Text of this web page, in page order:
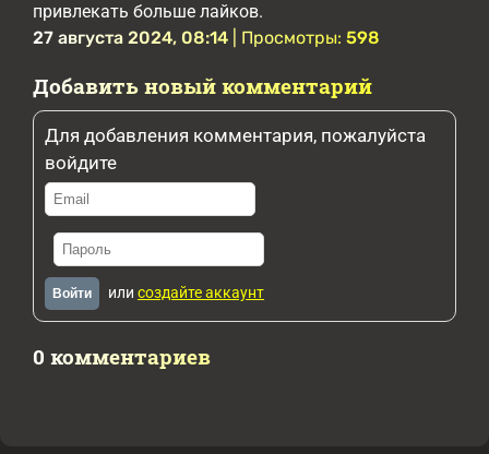
привлекать больше лайков.
27 августа 2024, 08:14 | Просмотры: 598
Добавить новый комментарий
Для добавления комментария, пожалуйста
войдите
Войти или создайте аккаунт
0 комментариев